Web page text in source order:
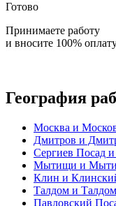
Готово
Принимаете работу
и вносите 100%
География
Москва и
Дмитров и
Сергиев Посад
Мытищи и
Клин и
Талдом и
Павловский